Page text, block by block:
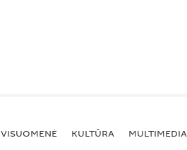
VISUOMENĖ KULTŪRA MULTIMEDIA